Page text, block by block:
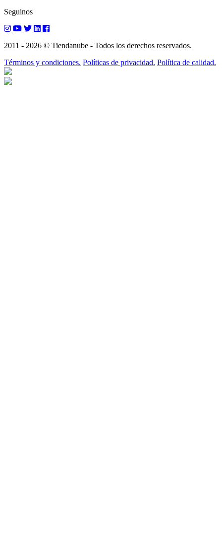
Seguinos
2011 - 2026 © Tiendanube - Todos los derechos reservados.
Términos y condiciones. Políticas de privacidad. Política de calidad.